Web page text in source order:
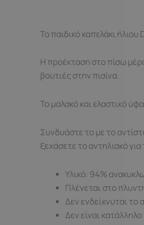
Το παιδικό καπελάκι
Η προέκταση στο πίσω
βουτιές στην πισίνα.
Το μαλακό και ελαστικό
Συνδυάστε το με το
ξεχάσετε το αντηλιακό
Υλικό: 94%
Πλένεται στο
Δεν ενδείκνυται τo
Δεν είναι